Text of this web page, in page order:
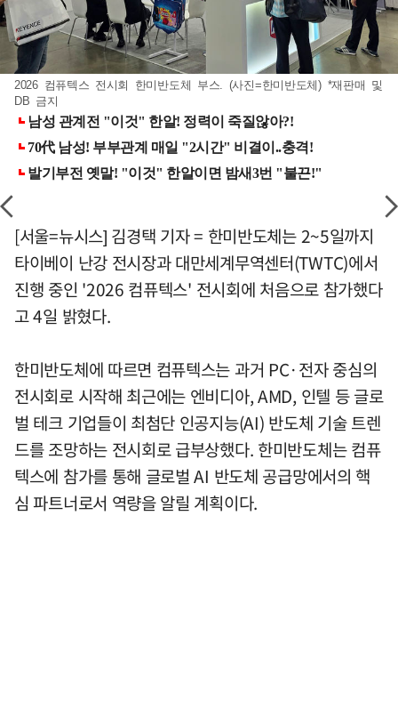
2026 컴퓨텍스 전시회 한미반도체 부스. (사진=한미반도체) *재판매 및
DB 금지
[서울=뉴시스] 김경택 기자 = 한미반도체는 2~5일까지
타이베이 난강 전시장과 대만세계무역센터(TWTC)에서
진행 중인 '2026 컴퓨텍스' 전시회에 처음으로 참가했다
고 4일 밝혔다.
한미반도체에 따르면 컴퓨텍스는 과거 PC·전자 중심의
전시회로 시작해 최근에는 엔비디아, AMD, 인텔 등 글로
벌 테크 기업들이 최첨단 인공지능(AI) 반도체 기술 트렌
드를 조망하는 전시회로 급부상했다. 한미반도체는 컴퓨
텍스에 참가를 통해 글로벌 AI 반도체 공급망에서의 핵
심 파트너로서 역량을 알릴 계획이다.